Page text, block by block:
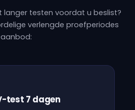
langer testen voordat u beslist?
verlengde proefperiodes
test 7 dagen